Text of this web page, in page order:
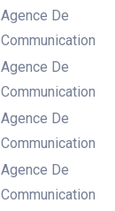
Agence De
Communication
Agence De
Communication
Agence De
Communication
Agence De
Communication